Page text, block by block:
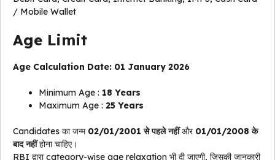
/ Mobile Wallet
Age Limit
Age Calculation Date: 01 January 2026
Minimum Age : 18 Years
Maximum Age : 25 Years
Candidates का जन्म 02/01/2001 से पहले नहींऔर 01/01/2008 के
बाद नहींहोना चाहिए।
RBI द्वारा category-wise age relaxation भी दी जाएगी, जिसकी जानकारी